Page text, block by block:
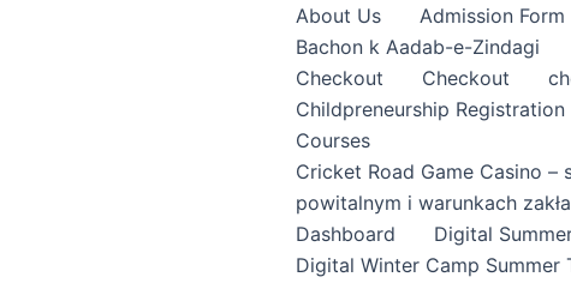
About Us Admission Form
Bachon k Aadab-e-Zindagi
Checkout
Checkout
Childpreneurship Registration
Courses
Cricket Road Game Casino
powitalnym i warunkach
Dashboard
Digital
Digital Winter Camp Summer